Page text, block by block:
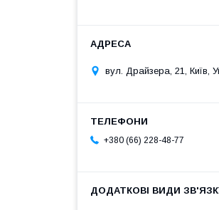
вул. Драйзера, 21, Київ,
+380 (66) 228-48-77